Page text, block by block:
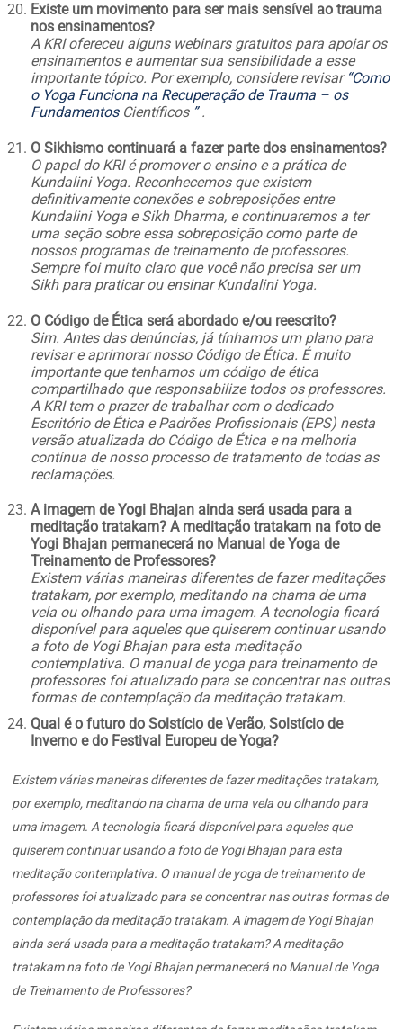
Existe um movimento para ser mais sensível ao trauma
nos ensinamentos?
A KRI ofereceu alguns webinars gratuitos para apoiar os
ensinamentos e aumentar sua sensibilidade a esse
importante tópico. Por exemplo, considere revisar “Como
o Yoga Funciona na Recuperação de Trauma – os
FundamentosCientíficos ”.
O Sikhismo continuará a fazer parte dos ensinamentos?
O papel do KRI é promover o ensino e a prática de
Kundalini Yoga. Reconhecemos que existem
definitivamente conexões e sobreposições entre
Kundalini Yoga e Sikh Dharma, e continuaremos a ter
uma seção sobre essa sobreposição como parte de
nossos programas de treinamento de professores.
Sempre foi muito claro que você não precisa ser um
Sikh para praticar ou ensinar Kundalini Yoga.
O Código de Ética será abordado e/ou reescrito?
Sim. Antes das denúncias, já tínhamos um plano para
revisar e aprimorar nosso Código de Ética. É muito
importante que tenhamos um código de ética
compartilhado que responsabilize todos os professores.
A KRI tem o prazer de trabalhar com o dedicado
Escritório de Ética e Padrões Profissionais (EPS) nesta
versão atualizada do Código de Ética e na melhoria
contínua de nosso processo de tratamento de todas as
reclamações.
A imagem de Yogi Bhajan ainda será usada para a
meditação tratakam? A meditação tratakam na foto de
Yogi Bhajan permanecerá no Manual de Yoga de
Treinamento de Professores?
Existem várias maneiras diferentes de fazer meditações
tratakam, por exemplo, meditando na chama de uma
vela ou olhando para uma imagem. A tecnologia ficará
disponível para aqueles que quiserem continuar usando
a foto de Yogi Bhajan para esta meditação
contemplativa. O manual de yoga para treinamento de
professores foi atualizado para se concentrar nas outras
formas de contemplação da meditação tratakam.
Qual é o futuro do Solstício de Verão, Solstício de
Inverno e do Festival Europeu de Yoga?
Existem várias maneiras diferentes de fazer meditações tratakam,
por exemplo, meditando na chama de uma vela ou olhando para
uma imagem. A tecnologia ficará disponível para aqueles que
quiserem continuar usando a foto de Yogi Bhajan para esta
meditação contemplativa. O manual de yoga de treinamento de
professores foi atualizado para se concentrar nas outras formas de
contemplação da meditação tratakam. A imagem de Yogi Bhajan
ainda será usada para a meditação tratakam? A meditação
tratakam na foto de Yogi Bhajan permanecerá no Manual de Yoga
de Treinamento de Professores?